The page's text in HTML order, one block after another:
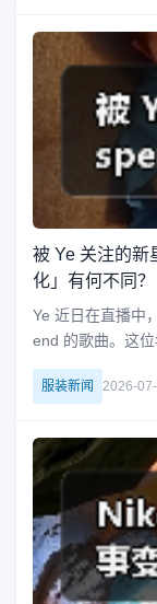
被 Ye 关注的新
化」有何不同？
Ye 近日在直播中
end 的歌曲。这
夷所思的热度，
预言为「新一代
境地跃升
服装新闻 2026-